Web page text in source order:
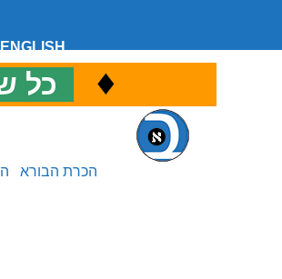
ENGLISH
♦ כל
הכרת הבורא